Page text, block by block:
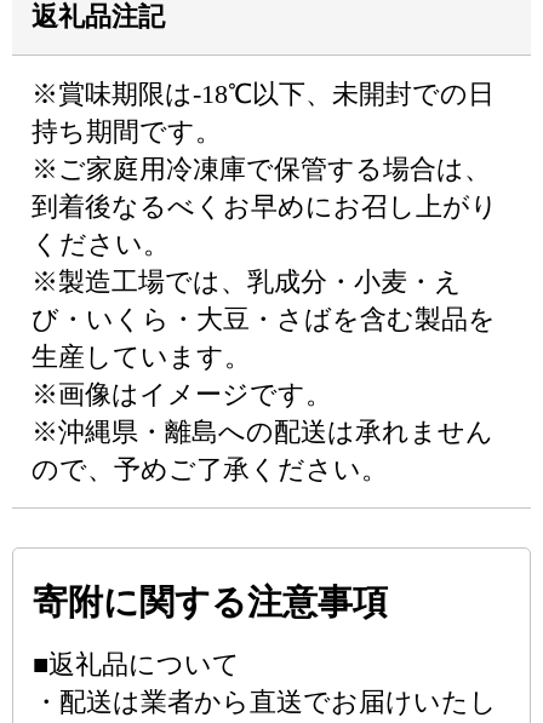
返礼品注記
※賞味期限は-18℃以下、未開封での日
持ち期間です。
※ご家庭用冷凍庫で保管する場合は、
到着後なるべくお早めにお召し上がり
ください。
※製造工場では、乳成分・小麦・え
び・いくら・大豆・さばを含む製品を
生産しています。
※画像はイメージです。
※沖縄県・離島への配送は承れません
ので、予めご了承ください。
寄附に関する注意事項
■返礼品について
・配送は業者から直送でお届けいたし